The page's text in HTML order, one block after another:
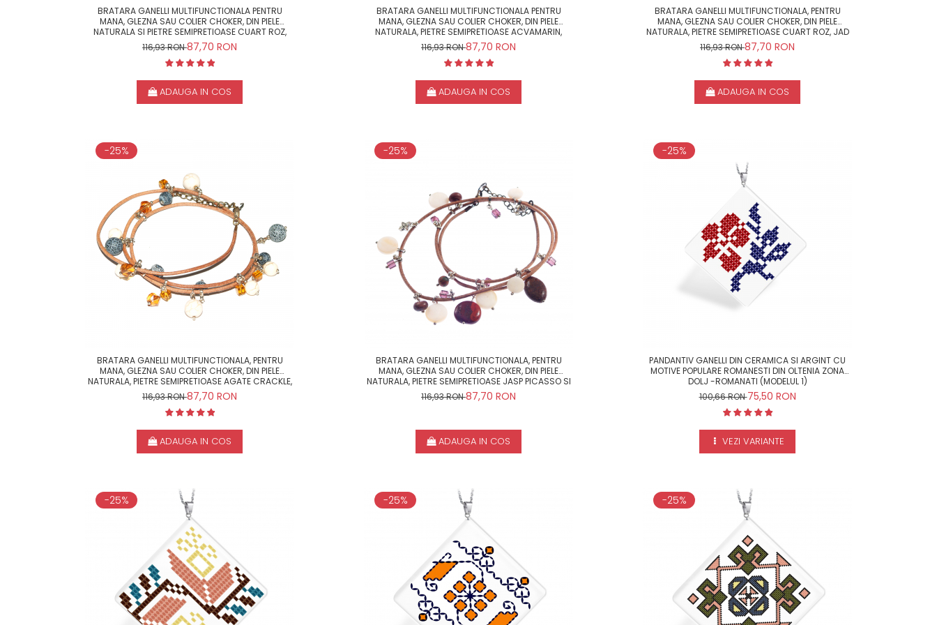
BRATARA GANELLI MULTIFUNCTIONALA PENTRU
MANA, GLEZNA SAU COLIER CHOKER, DIN PIELE
NATURALA SI PIETRE SEMIPRETIOASE CUART ROZ,
AMAZONIT, ACVAMARIN, CRISTAL HELIX
116,93 RON87,70 RON
ADAUGA IN COS
BRATARA GANELLI MULTIFUNCTIONALA PENTRU
MANA, GLEZNA SAU COLIER CHOKER, DIN PIELE
NATURALA, PIETRE SEMIPRETIOASE ACVAMARIN,
AGATE CRACKLE, CUART CHERRY
116,93 RON87,70 RON
ADAUGA IN COS
BRATARA GANELLI MULTIFUNCTIONALA, PENTRU
MANA, GLEZNA SAU COLIER CHOKER, DIN PIELE
NATURALA, PIETRE SEMIPRETIOASE CUART ROZ, JAD
MASHAN, CRISTAL HELIX
116,93 RON87,70 RON
ADAUGA IN COS
-25%
BRATARA GANELLI MULTIFUNCTIONALA, PENTRU
MANA, GLEZNA SAU COLIER CHOKER, DIN PIELE
NATURALA, PIETRE SEMIPRETIOASE AGATE CRACKLE,
HOWLIT
116,93 RON87,70 RON
ADAUGA IN COS
-25%
BRATARA GANELLI MULTIFUNCTIONALA, PENTRU
MANA, GLEZNA SAU COLIER CHOKER, DIN PIELE
NATURALA, PIETRE SEMIPRETIOASE JASP PICASSO SI
SIDEF
116,93 RON87,70 RON
ADAUGA IN COS
-25%
PANDANTIV GANELLI DIN CERAMICA SI ARGINT CU
MOTIVE POPULARE ROMANESTI DIN OLTENIA ZONA
DOLJ -ROMANATI (MODELUL 1)
100,66 RON75,50 RON
VEZI VARIANTE
-25% -25% -25%